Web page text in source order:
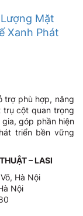
Mặt
Xanh Phát
trợ phù hợp, năng
cột quan trọng
góp phần hiện
triển bền vững
– LASI
Hà Nội
Nội